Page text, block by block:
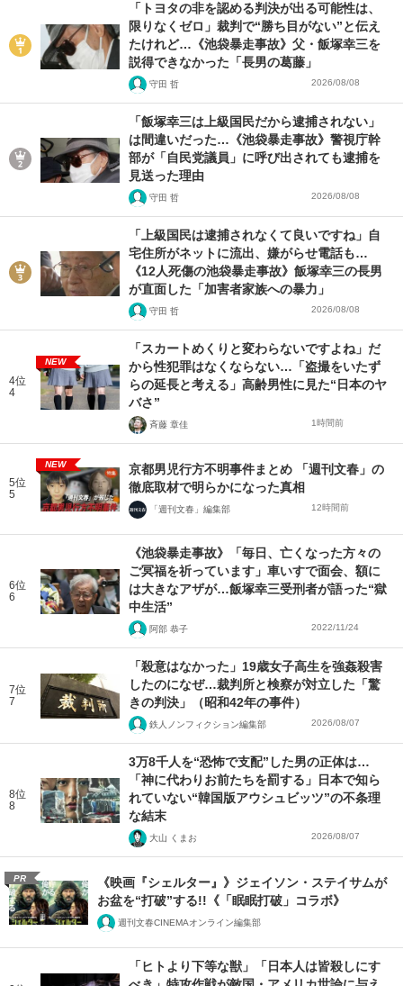
「トヨタの非を認める判決が出る可能性は、
限りなくゼロ」裁判で“勝ち目がない”と伝え
たけれど…《池袋暴走事故》父・飯塚幸三を
説得できなかった「長男の葛藤」
守田 哲 2026/08/08
「飯塚幸三は上級国民だから逮捕されない」
は間違いだった…《池袋暴走事故》警視庁幹
部が「自民党議員」に呼び出されても逮捕を
見送った理由
守田 哲 2026/08/08
「上級国民は逮捕されなくて良いですね」自
宅住所がネットに流出、嫌がらせ電話も…
《12人死傷の池袋暴走事故》飯塚幸三の長男
が直面した「加害者家族への暴力」
守田 哲 2026/08/08
4位
4
NEW
「スカートめくりと変わらないですよね」だ
から性犯罪はなくならない…「盗撮をいたず
らの延長と考える」高齢男性に見た“日本のヤ
バさ”
斉藤 章佳 1時間前
5位
5
NEW
京都男児行方不明事件まとめ 「週刊文春」の
徹底取材で明らかになった真相
「週刊文春」編集部 12時間前
6位
6
《池袋暴走事故》「毎日、亡くなった方々の
ご冥福を祈っています」車いすで面会、額に
は大きなアザが…飯塚幸三受刑者が語った“獄
中生活”
阿部 恭子 2022/11/24
7位
7
「殺意はなかった」19歳女子高生を強姦殺害
したのになぜ…裁判所と検察が対立した「驚
きの判決」（昭和42年の事件）
鉄人ノンフィクション編集部 2026/08/07
8位
8
3万8千人を“恐怖で支配”した男の正体は…
「神に代わりお前たちを罰する」日本で知ら
れていない“韓国版アウシュビッツ”の不条理
な結末
大山 くまお 2026/08/07
PR
《映画『シェルター』》ジェイソン・ステイサムが
お盆を“打破”する!!《「眠眠打破」コラボ》
週刊文春CINEMAオンライン編集部
「ヒトより下等な獣」「日本人は皆殺しにす